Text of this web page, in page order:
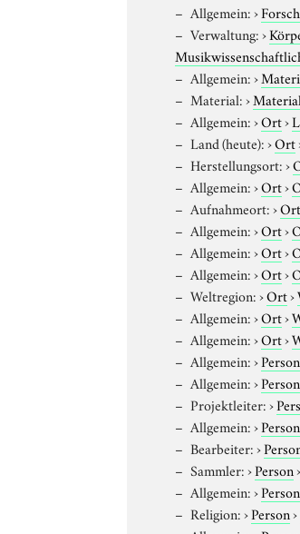
Allgemein:›
Verwaltung:›
Allgemein:›
Material:›Material
Allgemein:›Ort›
Land (heute):›Ort
Herstellungsort:›
Allgemein:›Ort›
Aufnahmeort:›Ort
Allgemein:›Ort›
Allgemein:›Ort›
Allgemein:›Ort›
Weltregion:›Ort›
Allgemein:›Ort›
Allgemein:›Ort›
Allgemein:›Person
Allgemein:›Person
Projektleiter:›
Allgemein:›Person
Bearbeiter:›
Sammler:›Person
Allgemein:›Person
Religion:›Person›